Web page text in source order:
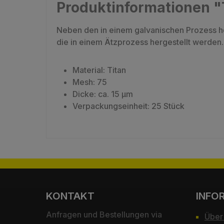
Produktinformationen
Neben den in einem galvanischen Prozess
die in einem Ätzprozess hergestellt
Material: Titan
Mesh: 75
Dicke: ca. 15 µm
Verpackungseinheit: 25 Stück
KONTAKT
Anfragen und Bestellungen via